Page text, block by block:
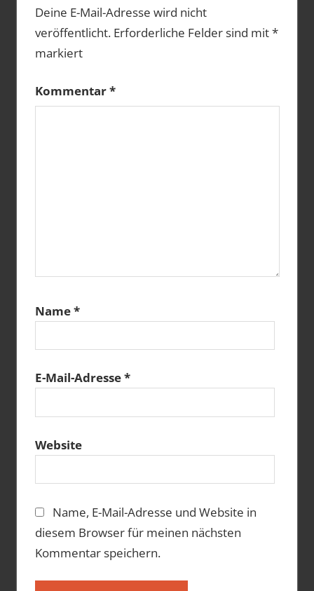
Deine E-Mail-Adresse wird nicht
veröffentlicht. Erforderliche Felder sind mit*
markiert
Kommentar*
Name*
E-Mail-Adresse*
Website
Name, E-Mail-Adresse und Website in
diesem Browser für meinen nächsten
Kommentar speichern.